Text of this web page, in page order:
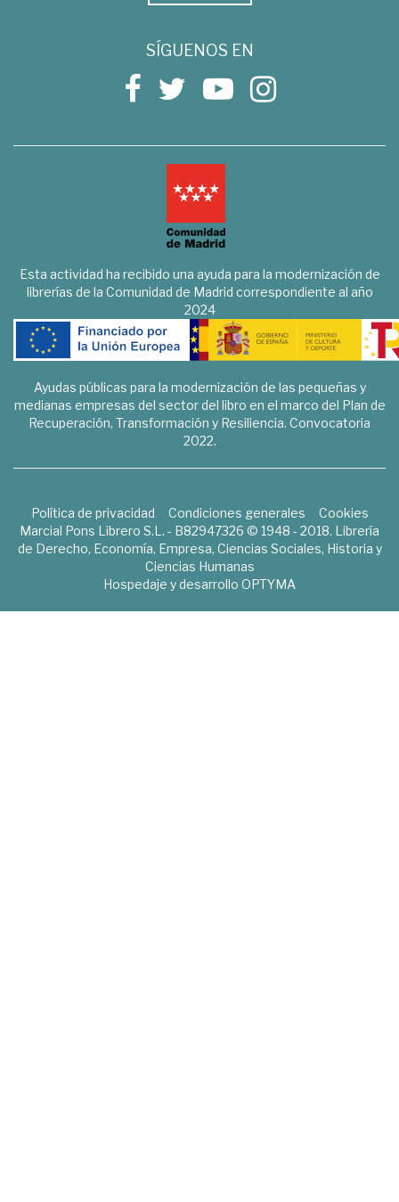
SÍGUENOS EN
Esta actividad ha recibido una ayuda para la modernización de
librerías de la Comunidad de Madrid correspondiente al año
2024
Ayudas públicas para la modernización de las pequeñas y
medianas empresas del sector del libro en el marco del Plan de
Recuperación, Transformación y Resiliencia. Convocatoria
2022.
Política de privacidad Condiciones generales
Cookies
Marcial Pons Librero S.L. - B82947326 © 1948 - 2018. Librería
de Derecho, Economía, Empresa, Ciencias Sociales, Historia y
Ciencias Humanas
Hospedaje y desarrollo OPTYMA